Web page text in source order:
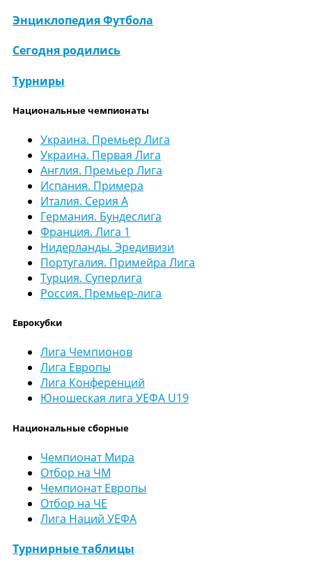
Энциклопедия Футбола
Сегодня родились
Турниры
Национальные чемпионаты
Украина. Премьер Лига
Украина. Первая Лига
Англия. Премьер Лига
Испания. Примера
Италия. Серия А
Германия. Бундеслига
Франция. Лига 1
Нидерланды. Эредивизи
Португалия. Примейра Лига
Турция. Суперлига
Россия. Премьер-лига
Еврокубки
Лига Чемпионов
Лига Европы
Лига Конференций
Юношеская лига УЕФА U19
Национальные сборные
Чемпионат Мира
Отбор на ЧМ
Чемпионат Европы
Отбор на ЧЕ
Лига Наций УЕФА
Турнирные таблицы